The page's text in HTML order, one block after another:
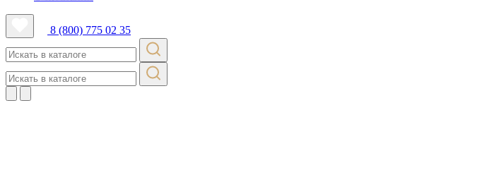
8 (800) 775 02 35